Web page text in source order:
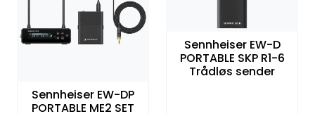
Sennheiser EW-DP
PORTABLE ME2 SET
Sennheiser EW-D
PORTABLE SKP R1-6
Trådløs sender